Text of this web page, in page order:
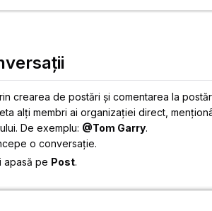
crearea de postări și comentarea la
alți membri ai organizației direct,
De exemplu: @Tom Garry.
o conversație.
apasă pe Post.